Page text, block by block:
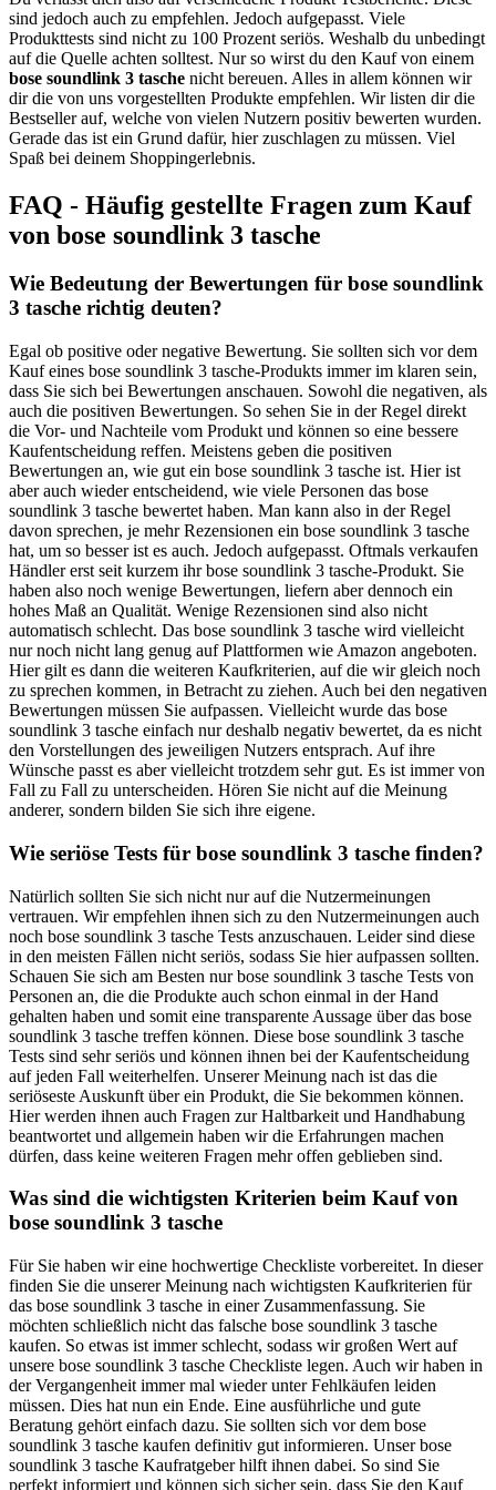
sind jedoch auch zu empfehlen. Jedoch aufgepasst. Viele
Produkttests sind nicht zu 100 Prozent seriös. Weshalb du unbedingt
auf die Quelle achten solltest. Nur so wirst du den Kauf von einem
bose soundlink 3 tasche nicht bereuen. Alles in allem können wir
dir die von uns vorgestellten Produkte empfehlen. Wir listen dir die
Bestseller auf, welche von vielen Nutzern positiv bewerten wurden.
Gerade das ist ein Grund dafür, hier zuschlagen zu müssen. Viel
Spaß bei deinem Shoppingerlebnis.
FAQ - Häufig gestellte Fragen zum Kauf
von bose soundlink 3 tasche
Wie Bedeutung der Bewertungen für bose soundlink
3 tasche richtig deuten?
Egal ob positive oder negative Bewertung. Sie sollten sich vor dem
Kauf eines bose soundlink 3 tasche-Produkts immer im klaren sein,
dass Sie sich bei Bewertungen anschauen. Sowohl die negativen, als
auch die positiven Bewertungen. So sehen Sie in der Regel direkt
die Vor- und Nachteile vom Produkt und können so eine bessere
Kaufentscheidung reffen. Meistens geben die positiven
Bewertungen an, wie gut ein bose soundlink 3 tasche ist. Hier ist
aber auch wieder entscheidend, wie viele Personen das bose
soundlink 3 tasche bewertet haben. Man kann also in der Regel
davon sprechen, je mehr Rezensionen ein bose soundlink 3 tasche
hat, um so besser ist es auch. Jedoch aufgepasst. Oftmals verkaufen
Händler erst seit kurzem ihr bose soundlink 3 tasche-Produkt. Sie
haben also noch wenige Bewertungen, liefern aber dennoch ein
hohes Maß an Qualität. Wenige Rezensionen sind also nicht
automatisch schlecht. Das bose soundlink 3 tasche wird vielleicht
nur noch nicht lang genug auf Plattformen wie Amazon angeboten.
Hier gilt es dann die weiteren Kaufkriterien, auf die wir gleich noch
zu sprechen kommen, in Betracht zu ziehen. Auch bei den negativen
Bewertungen müssen Sie aufpassen. Vielleicht wurde das bose
soundlink 3 tasche einfach nur deshalb negativ bewertet, da es nicht
den Vorstellungen des jeweiligen Nutzers entsprach. Auf ihre
Wünsche passt es aber vielleicht trotzdem sehr gut. Es ist immer von
Fall zu Fall zu unterscheiden. Hören Sie nicht auf die Meinung
anderer, sondern bilden Sie sich ihre eigene.
Wie seriöse Tests für bose soundlink 3 tasche finden?
Natürlich sollten Sie sich nicht nur auf die Nutzermeinungen
vertrauen. Wir empfehlen ihnen sich zu den Nutzermeinungen auch
noch bose soundlink 3 tasche Tests anzuschauen. Leider sind diese
in den meisten Fällen nicht seriös, sodass Sie hier aufpassen sollten.
Schauen Sie sich am Besten nur bose soundlink 3 tasche Tests von
Personen an, die die Produkte auch schon einmal in der Hand
gehalten haben und somit eine transparente Aussage über das bose
soundlink 3 tasche treffen können. Diese bose soundlink 3 tasche
Tests sind sehr seriös und können ihnen bei der Kaufentscheidung
auf jeden Fall weiterhelfen. Unserer Meinung nach ist das die
seriöseste Auskunft über ein Produkt, die Sie bekommen können.
Hier werden ihnen auch Fragen zur Haltbarkeit und Handhabung
beantwortet und allgemein haben wir die Erfahrungen machen
dürfen, dass keine weiteren Fragen mehr offen geblieben sind.
Was sind die wichtigsten Kriterien beim Kauf von
bose soundlink 3 tasche
Für Sie haben wir eine hochwertige Checkliste vorbereitet. In dieser
finden Sie die unserer Meinung nach wichtigsten Kaufkriterien für
das bose soundlink 3 tasche in einer Zusammenfassung. Sie
möchten schließlich nicht das falsche bose soundlink 3 tasche
kaufen. So etwas ist immer schlecht, sodass wir großen Wert auf
unsere bose soundlink 3 tasche Checkliste legen. Auch wir haben in
der Vergangenheit immer mal wieder unter Fehlkäufen leiden
müssen. Dies hat nun ein Ende. Eine ausführliche und gute
Beratung gehört einfach dazu. Sie sollten sich vor dem bose
soundlink 3 tasche kaufen definitiv gut informieren. Unser bose
soundlink 3 tasche Kaufratgeber hilft ihnen dabei. So sind Sie
perfekt informiert und können sich sicher sein, dass Sie den Kauf